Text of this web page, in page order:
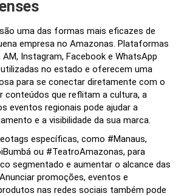
uma das formas mais eficazes de
empresa no Amazonas. Plataformas
Instagram, Facebook e WhatsApp
no estado e oferecem uma
para se conectar diretamente com o
conteúdos que reflitam a cultura, a
eventos regionais pode ajudar a
e a visibilidade da sua marca.
específicas, como #Manaus,
ou #TeatroAmazonas, para
segmentado e aumentar o alcance das
promoções, eventos e
nas redes sociais também pode